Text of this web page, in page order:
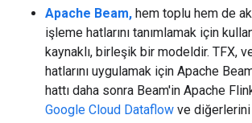
Apache Beam, hem toplu hem de
işleme hatlarını tanımlamak için
kaynaklı, birleşik bir modeldir. TFX,
hatlarını uygulamak için Apache
hattı daha sonra Beam'in Apache
Google Cloud Dataflow ve